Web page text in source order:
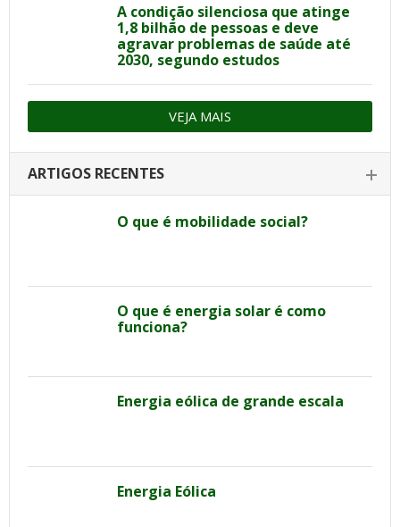
A condição silenciosa que atinge
1,8 bilhão de pessoas e deve
agravar problemas de saúde até
2030, segundo estudos
VEJA MAIS
ARTIGOS RECENTES
O que é mobilidade social?
O que é energia solar é como
funciona?
Energia eólica de grande escala
Energia Eólica